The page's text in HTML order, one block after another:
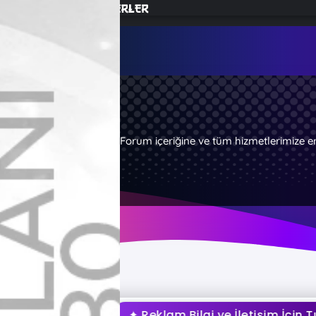
Forum içeriğine ve tüm hizmetlerimize